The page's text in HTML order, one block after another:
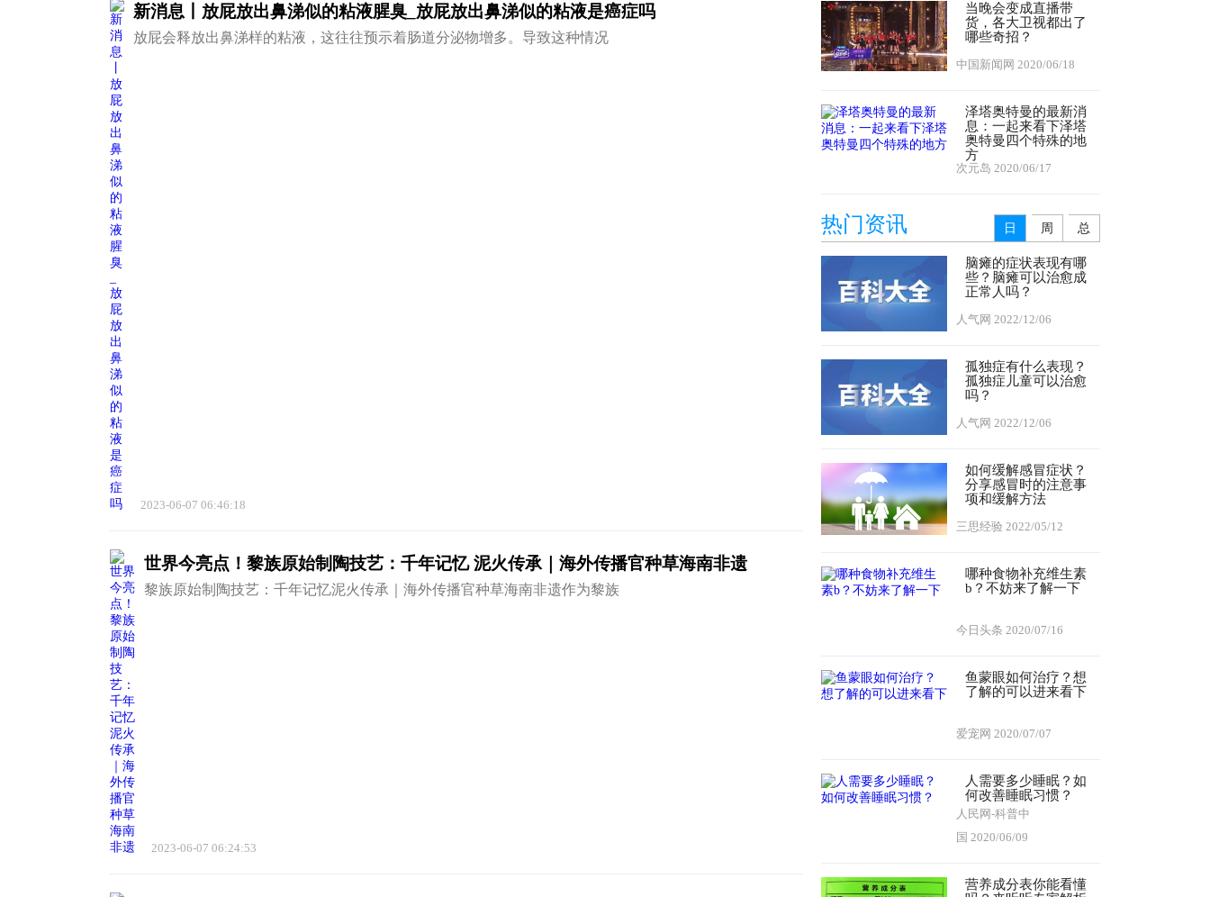
新消息丨放屁放出鼻涕似的粘液腥臭_放屁放出鼻涕似的粘液是癌症吗
放屁会释放出鼻涕样的粘液，这往往预示着肠道分泌物增多。导致这种情况
2023-06-07 06:46:18
世界今亮点！黎族原始制陶技艺：千年记忆 泥火传承｜海外传播官种草海南非遗
黎族原始制陶技艺：千年记忆泥火传承｜海外传播官种草海南非遗作为黎族
2023-06-07 06:24:53
当晚会变成直播带
货，各大卫视都出了
哪些奇招？
中国新闻网 2020/06/18
泽塔奥特曼的最新消
息：一起来看下泽塔
奥特曼四个特殊的地
方
次元岛 2020/06/17
热门资讯 日 周 总
脑瘫的症状表现有哪
些？脑瘫可以治愈成
正常人吗？
人气网 2022/12/06
孤独症有什么表现？
孤独症儿童可以治愈
吗？
人气网 2022/12/06
如何缓解感冒症状？
分享感冒时的注意事
项和缓解方法
三思经验 2022/05/12
哪种食物补充维生素
b？不妨来了解一下
今日头条 2020/07/16
鱼蒙眼如何治疗？想
了解的可以进来看下
爱宠网 2020/07/07
人需要多少睡眠？如
何改善睡眠习惯？
人民网-科普中
国 2020/06/09
营养成分表你能看懂